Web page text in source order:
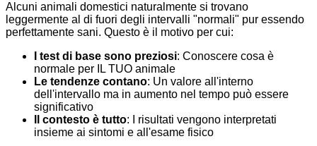
Alcuni animali domestici naturalmente si trovano
leggermente al di fuori degli intervalli "normali" pur essendo
perfettamente sani. Questo è il motivo per cui:
I test di base sono preziosi: Conoscere cosa è
normale per IL TUO animale
Le tendenze contano: Un valore all'interno
dell'intervallo ma in aumento nel tempo può essere
significativo
Il contesto è tutto: I risultati vengono interpretati
insieme ai sintomi e all'esame fisico